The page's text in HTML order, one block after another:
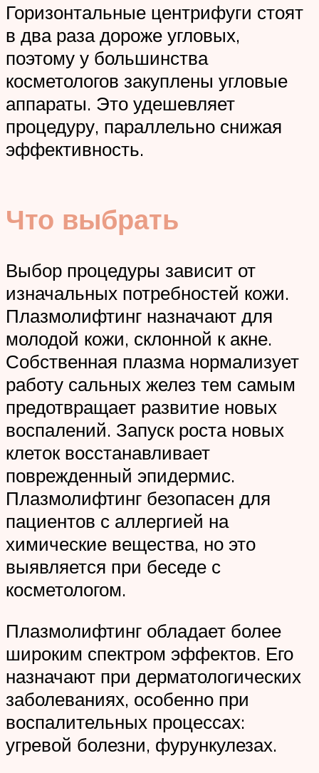
Горизонтальные центрифуги стоят
в два раза дороже угловых,
поэтому у большинства
косметологов закуплены угловые
аппараты. Это удешевляет
процедуру, параллельно снижая
эффективность.
Что выбрать
Выбор процедуры зависит от
изначальных потребностей кожи.
Плазмолифтинг назначают для
молодой кожи, склонной к акне.
Собственная плазма нормализует
работу сальных желез тем самым
предотвращает развитие новых
воспалений. Запуск роста новых
клеток восстанавливает
поврежденный эпидермис.
Плазмолифтинг безопасен для
пациентов с аллергией на
химические вещества, но это
выявляется при беседе с
косметологом.
Плазмолифтинг обладает более
широким спектром эффектов. Его
назначают при дерматологических
заболеваниях, особенно при
воспалительных процессах:
угревой болезни, фурункулезах.